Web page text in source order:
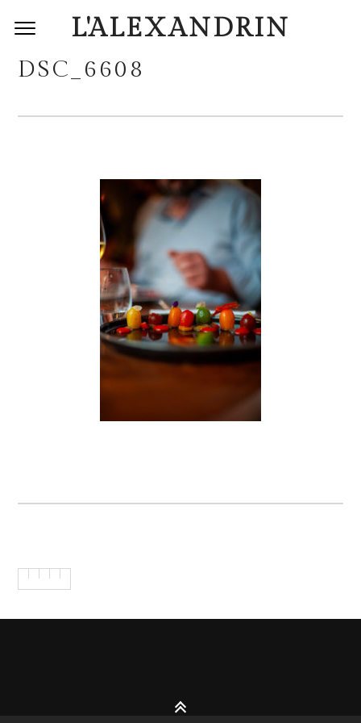
L'ALEXANDRIN
DSC_6608